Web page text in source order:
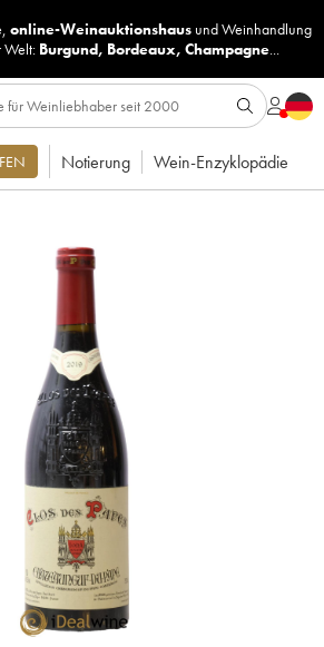
online-Weinauktionshaus undWeinhandlung
Welt: Burgund, Bordeaux, Champagne...
Notierung Wein-Enzyklopädie